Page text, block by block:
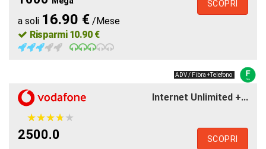
a soli 16.90 € /Mese
Risparmi 10.90 €
SCOPRI
ADV / Fibra +Telefono
Internet Unlimited +...
★★★★★
★★★★★
2500.0 SCOPRI